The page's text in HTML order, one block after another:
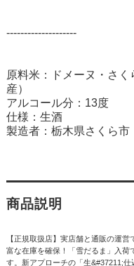
--------------------
原料米：ドメーヌ・さ
産）
アルコール分：13度
仕様：生酒
製造者：栃木県さくら
商品説明
【正規取扱店】実店舗と通販の運営
富な在庫を確保！「雪だるま」入荷
す。新アプローチの「生&#37211;仕